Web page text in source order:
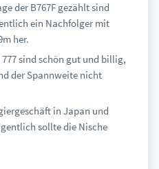
der B767F gezählt sind
ein Nachfolger mit
her.
sind schön gut und billig,
der Spannweite nicht
in Japan und
sollte die Nische